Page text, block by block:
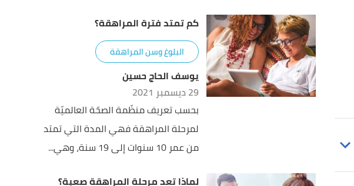
كم تمتد فترة المراهقة؟
البلوغ وسن المراهقة
يوسف الحاج حسين
29 ديسمبر 2021
بحسب تعريف منظّمة الصحّة العالميّة
لمرحلة المراهقة فهي المدة التي تمتد
من عمر 10 سنوات إلى 19 سنة، وهي...
لماذا تعد مرحلة المراهقة صعبة؟